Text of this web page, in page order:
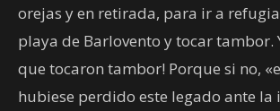
orejas y en retirada, para ir a
playa de Barlovento y tocar tambor.
que tocaron tambor! Porque si no,
hubiese perdido este legado ante la